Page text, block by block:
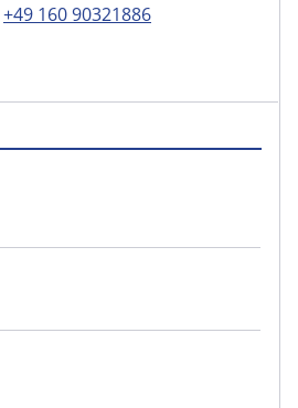
+49 160 90321886